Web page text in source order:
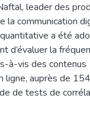
leader des
la communication
a été
d’évaluer la
à-vis des contenus
ligne, auprès de 154
de tests de